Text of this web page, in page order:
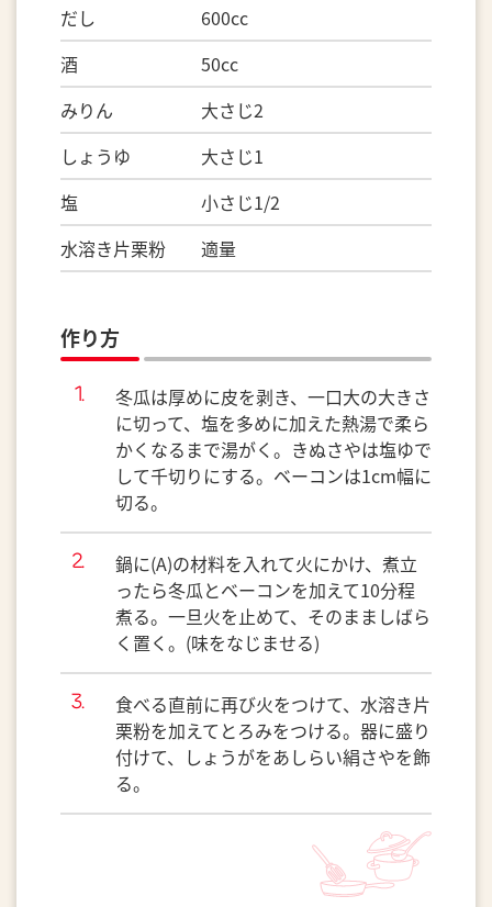
だし 600cc
酒 50cc
みりん 大さじ2
しょうゆ 大さじ1
塩 小さじ1/2
水溶き片栗粉 適量
作り方
冬瓜は厚めに皮を剥き、一口大の大きさ
に切って、塩を多めに加えた熱湯で柔ら
かくなるまで湯がく。きぬさやは塩ゆで
して千切りにする。ベーコンは1cm幅に
切る。
鍋に(A)の材料を入れて火にかけ、煮立
ったら冬瓜とベーコンを加えて10分程
煮る。一旦火を止めて、そのまましばら
く置く。(味をなじませる)
食べる直前に再び火をつけて、水溶き片
栗粉を加えてとろみをつける。器に盛り
付けて、しょうがをあしらい絹さやを飾
る。